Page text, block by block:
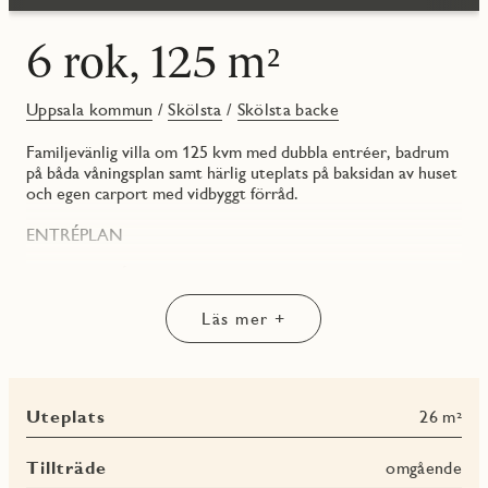
6 rok, 125 m²
Uppsala kommun /Skölsta / Skölsta backe
Familjevänlig villa om 125 kvm med dubbla entréer, badrum
på båda våningsplan samt härlig uteplats på baksidan av huset
och egen carport med vidbyggt förråd.
ENTRÉPLAN
Innanför dörren känner du entréplanets golvvärme, som
sprider trivsel från tå till topp. Välkomnande hall med grått
klinkergolv och förvaring i rymligt kapprum.
torktumlare från Electrolux. Ovanför tvättutrustningen finns
en praktisk arbetsbänk med diskho. Här finns även huset
värmepanna. Grått klinkergolv och vita väggar ingår i JMs
Läs mer +
Uteplats 26 m²
Tillträde omgående